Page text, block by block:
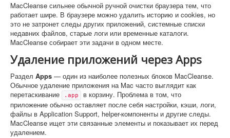
MacCleanse сильнее обычной ручной очистки браузера тем, что
работает шире. В браузере можно удалить историю и cookies, но
это не затронет следы других приложений, системные списки
недавних файлов, старые логи или временные каталоги.
MacCleanse собирает эти задачи в одном месте.
Удаление приложений через Apps
Раздел Apps — один из наиболее полезных блоков MacCleanse.
Обычное удаление приложения на Mac часто выглядит как
перетаскивание
.app
в корзину. Проблема в том, что
приложение обычно оставляет после себя настройки, кэши, логи,
файлы в Application Support, helper-компоненты и другие следы.
MacCleanse ищет эти связанные элементы и показывает их перед
удалением.